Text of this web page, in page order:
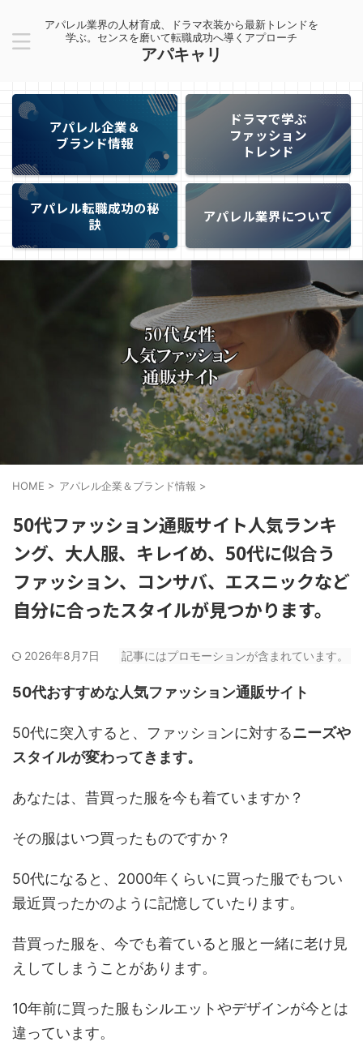
アパレル業界の人材育成、ドラマ衣装から最新トレンドを
学ぶ。センスを磨いて転職成功へ導くアプローチ
アパキャリ
アパレル企業＆
ブランド情報
ドラマで学ぶ
ファッション
トレンド
アパレル転職成功の秘
訣
アパレル業界について
HOME > アパレル企業＆ブランド情報 >
50代ファッション通販サイト人気ランキ
ング、大人服、キレイめ、50代に似合う
ファッション、コンサバ、エスニックなど
自分に合ったスタイルが見つかります。
2026年8月7日 記事にはプロモーションが含まれています。
50代おすすめな人気ファッション通販サイト
50代に突入すると、ファッションに対するニーズや
スタイルが変わってきます。
あなたは、昔買った服を今も着ていますか？
その服はいつ買ったものですか？
50代になると、2000年くらいに買った服でもつい
最近買ったかのように記憶していたります。
昔買った服を、今でも着ていると服と一緒に老け見
えしてしまうことがあります。
10年前に買った服もシルエットやデザインが今とは
違っています。